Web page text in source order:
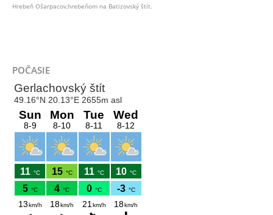
Hrebeň Ošarpacov,hrebeňom na Batizovský štít.
POČASIE